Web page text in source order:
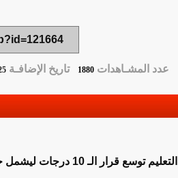
عدد المشـاهدات1880 تاريخ الإضافـة
التعليم توسع قرار الـ 10 درجات ليشمل جميع المواد والمراحل الدراسية